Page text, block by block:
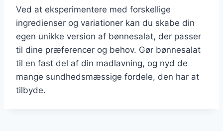
Ved at eksperimentere med forskellige
ingredienser og variationer kan du skabe din
egen unikke version af bønnesalat, der passer
til dine præferencer og behov. Gør bønnesalat
til en fast del af din madlavning, og nyd de
mange sundhedsmæssige fordele, den har at
tilbyde.